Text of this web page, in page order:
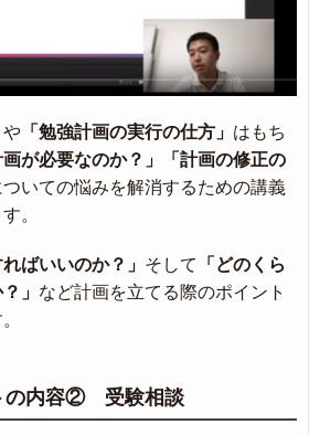
や 「勉強計画の実行の仕方」 はもち
が必要なのか？」
「計画の修正の
いての悩みを解消するための講義
。
ばいいのか？」 そして
「どのくら
」 など計画を立てる際のポイント
の内容② 受験相談